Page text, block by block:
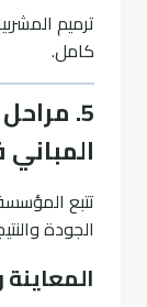
ترميم
كامل.
5.
تتبع
الجودة